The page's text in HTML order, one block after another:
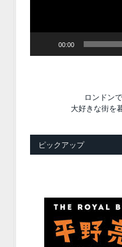
00:00
ロンドン
大好きな街を
ピックアップ